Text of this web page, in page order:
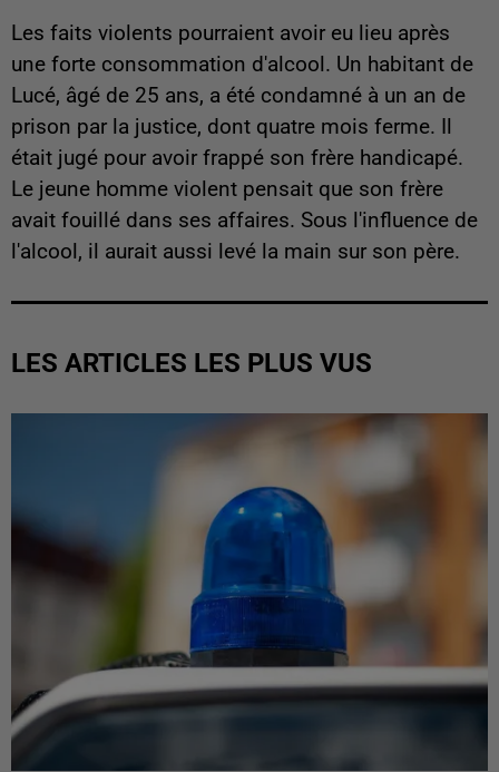
Les faits violents pourraient avoir eu lieu après
une forte consommation d'alcool. Un habitant de
Lucé, âgé de 25 ans, a été condamné à un an de
prison par la justice, dont quatre mois ferme. Il
était jugé pour avoir frappé son frère handicapé.
Le jeune homme violent pensait que son frère
avait fouillé dans ses affaires. Sous l'influence de
l'alcool, il aurait aussi levé la main sur son père.
LES ARTICLES LES PLUS VUS